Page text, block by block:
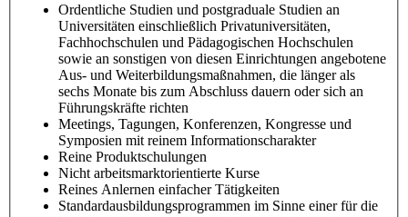
Ordentliche Studien und postgraduale Studien an
Universitäten einschließlich Privatuniversitäten,
Fachhochschulen und Pädagogischen Hochschulen
sowie an sonstigen von diesen Einrichtungen angebotene
Aus- und Weiterbildungsmaßnahmen, die länger als
sechs Monate bis zum Abschluss dauern oder sich an
Führungskräfte richten
Meetings, Tagungen, Konferenzen, Kongresse und
Symposien mit reinem Informationscharakter
Reine Produktschulungen
Nicht arbeitsmarktorientierte Kurse
Reines Anlernen einfacher Tätigkeiten
Standardausbildungsprogrammen im Sinne einer für die